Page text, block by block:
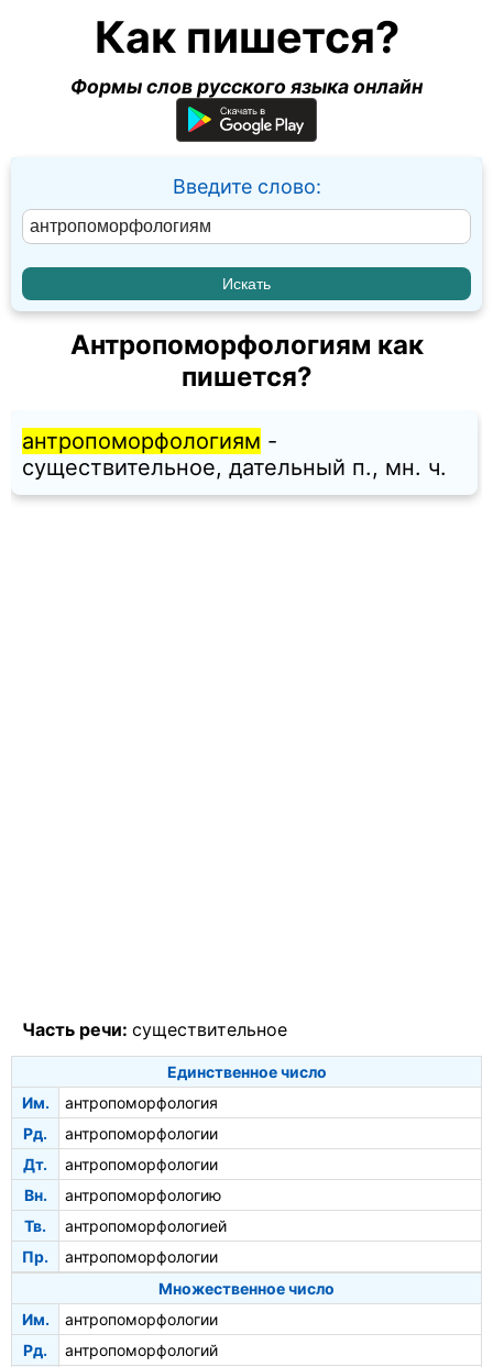
Как пишется?
Формы слов русского языка онлайн
Введите слово:
Антропоморфологиям как
пишется?
антропоморфологиям -
существительное, дательный п., мн. ч.
Часть речи: существительное
Единственное число
Им.
антропоморфология
Рд.
антропоморфологии
Дт.
антропоморфологии
Вн.
антропоморфологию
Тв.
антропоморфологией
Пр.
антропоморфологии
Множественное число
Им.
антропоморфологии
Рд.
антропоморфологий